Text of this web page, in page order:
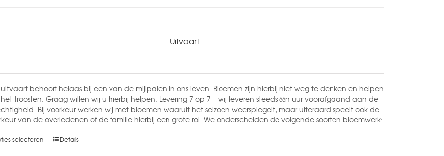
Uitvaart
behoort helaas bij een van de mijlpalen in ons leven. Bloemen zijn hierbij niet weg te denken en helpen
troosten. Graag willen wij u hierbij helpen. Levering 7 op 7 – wij leveren steeds één uur voorafgaand aan de
Bij voorkeur werken wij met bloemen waaruit het seizoen weerspiegelt, maar uiteraard speelt ook de
van de overledenen of de familie hierbij een grote rol. We onderscheiden de volgende soorten bloemwerk:
selecteren Details